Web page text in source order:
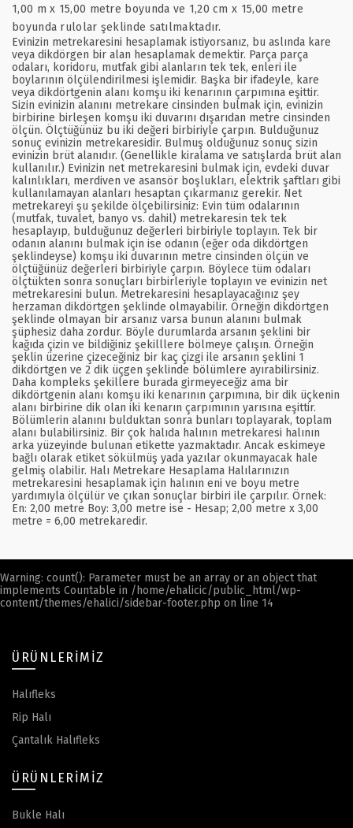
1,00 m x 15,00 metre boyunda ve 1,20 cm x 15,00 metre
boyunda rulolar şeklinde satılmaktadır.
Evinizin metrekaresini hesaplamak istiyorsanız, bu aslında kare
veya dikdörgen bir alan hesaplamak demektir. Parça parça
odaları, koridoru, mutfak gibi alanların tek tek, enleri ile
boylarının ölçülendirilmesi işlemidir. Başka bir ifadeyle, kare
veya dikdörtgenin alanı komşu iki kenarının çarpımına eşittir.
Sizin evinizin alanını metrekare cinsinden bulmak için, evinizin
birbirine birleşen komşu iki duvarını dışarıdan metre cinsinden
ölçün. Ölçtüğünüz bu iki değeri birbiriyle çarpın. Bulduğunuz
sonuç evinizin metrekaresidir. Bulmuş olduğunuz sonuç sizin
evinizin brüt alanıdır. (Genellikle kiralama ve satışlarda brüt alan
kullanılır.) Evinizin net metrekaresini bulmak için, evdeki duvar
kalınlıkları, merdiven ve asansör boşlukları, elektrik şaftları gibi
kullanılamayan alanları hesaptan çıkarmanız gerekir. Net
metrekareyi şu şekilde ölçebilirsiniz: Evin tüm odalarının
(mutfak, tuvalet, banyo vs. dahil) metrekaresin tek tek
hesaplayıp, bulduğunuz değerleri birbiriyle toplayın. Tek bir
odanın alanını bulmak için ise odanın (eğer oda dikdörtgen
şeklindeyse) komşu iki duvarının metre cinsinden ölçün ve
ölçtüğünüz değerleri birbiriyle çarpın. Böylece tüm odaları
ölçtükten sonra sonuçları birbirleriyle toplayın ve evinizin net
metrekaresini bulun. Metrekaresini hesaplayacağınız şey
herzaman dikdörtgen şeklinde olmayabilir. Örneğin dikdörtgen
şeklinde olmayan bir arsanız varsa bunun alanını bulmak
şüphesiz daha zordur. Böyle durumlarda arsanın şeklini bir
kağıda çizin ve bildiğiniz şekilllere bölmeye çalışın. Örneğin
şeklin üzerine çizeceğiniz bir kaç çizgi ile arsanın şeklini 1
dikdörtgen ve 2 dik üçgen şeklinde bölümlere ayırabilirsiniz.
Daha kompleks şekillere burada girmeyeceğiz ama bir
dikdörtgenin alanı komşu iki kenarının çarpımına, bir dik üçkenin
alanı birbirine dik olan iki kenarın çarpımının yarısına eşittir.
Bölümlerin alanını bulduktan sonra bunları toplayarak, toplam
alanı bulabilirsiniz. Bir çok halıda halının metrekaresi halının
arka yüzeyinde bulunan etikette yazmaktadır. Ancak eskimeye
bağlı olarak etiket sökülmüş yada yazılar okunmayacak hale
gelmiş olabilir. Halı Metrekare Hesaplama Halılarınızın
metrekaresini hesaplamak için halının eni ve boyu metre
yardımıyla ölçülür ve çıkan sonuçlar birbiri ile çarpılır. Örnek:
En: 2,00 metre Boy: 3,00 metre ise - Hesap; 2,00 metre x 3,00
metre = 6,00 metrekaredir.
Warning: count(): Parameter must be an array or an object that
implements Countable in /home/ehalicic/public_html/wp-
content/themes/ehalici/sidebar-footer.php on line 14
ÜRÜNLERIMIZ
Halıfleks
Rip Halı
Çantalık Halıfleks
ÜRÜNLERIMIZ
Bukle Halı